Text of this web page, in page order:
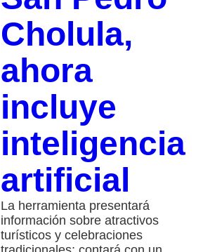
Cholula,
ahora
incluye
inteligencia
artificial
La herramienta presentará
información sobre atractivos
turísticos y celebraciones